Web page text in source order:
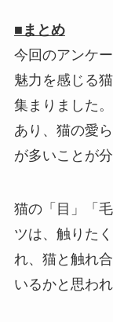
■まとめ
今回のアンケ
魅力を感じる
集まりました
あり、猫の愛
が多いことが分
猫の「目」「
ツは、触りた
れ、猫と触れ
いるかと思われ